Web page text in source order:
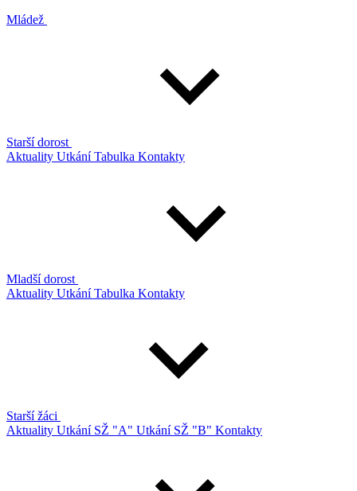
Mládež
Starší dorost
Aktuality UtkáníTabulka Kontakty
Mladší dorost
Aktuality UtkáníTabulka Kontakty
Starší žáci
Aktuality Utkání SŽ "A" Utkání SŽ "B" Kontakty